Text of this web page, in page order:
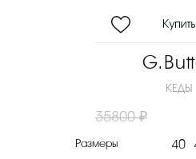
КЕДЫ
35800 ₽
Размеры 40